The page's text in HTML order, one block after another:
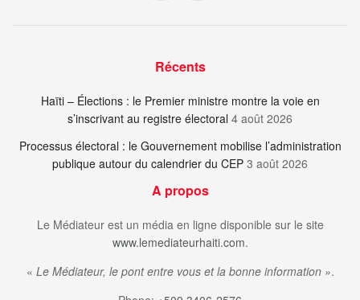
Récents
Haïti – Élections : le Premier ministre montre la voie en
s’inscrivant au registre électoral 4 août 2026
Processus électoral : le Gouvernement mobilise l’administration
publique autour du calendrier du CEP 3 août 2026
A propos
Le Médiateur est un média en ligne disponible sur le site
www.lemediateurhaiti.com.
« Le Médiateur, le pont entre vous et la bonne information ».